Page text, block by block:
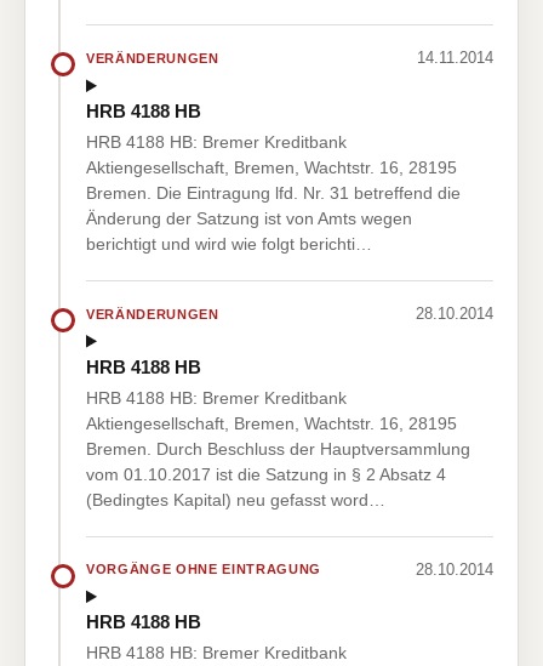
VERÄNDERUNGEN 14.11.2014
HRB 4188 HB
HRB 4188 HB: Bremer Kreditbank
Aktiengesellschaft, Bremen, Wachtstr. 16, 28195
Bremen. Die Eintragung lfd. Nr. 31 betreffend die
Änderung der Satzung ist von Amts wegen
berichtigt und wird wie folgt berichti…
VERÄNDERUNGEN 28.10.2014
HRB 4188 HB
HRB 4188 HB: Bremer Kreditbank
Aktiengesellschaft, Bremen, Wachtstr. 16, 28195
Bremen. Durch Beschluss der Hauptversammlung
vom 01.10.2017 ist die Satzung in § 2 Absatz 4
(Bedingtes Kapital) neu gefasst word…
VORGÄNGE OHNE EINTRAGUNG 28.10.2014
HRB 4188 HB
HRB 4188 HB: Bremer Kreditbank